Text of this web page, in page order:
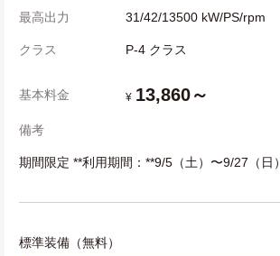
最高出力 31/42/13500 kW/PS/rpm
クラス P-4 クラス
基本料金 ¥ 13,860～
備考
期間限定 **利用期間：**9/5（土）〜9/27（日）
標準装備（無料）